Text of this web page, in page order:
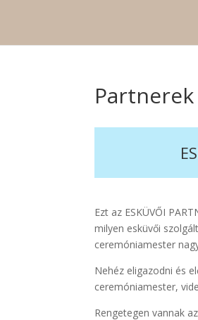
Partnerek
Ezt az ESKÜVŐI
milyen esküvői
ceremóniamester
Nehéz eligazodni és
ceremóniamester,
Rengetegen vannak